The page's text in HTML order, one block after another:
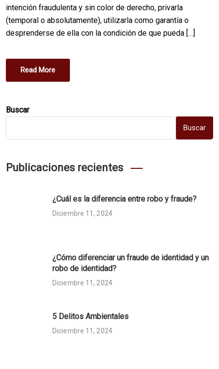
intención fraudulenta y sin color de derecho, privarla
(temporal o absolutamente), utilizarla como garantía o
desprenderse de ella con la condición de que pueda […]
Read More
Buscar
Buscar
Publicaciones recientes
¿Cuál es la diferencia entre robo y fraude?
Diciembre 11, 2024
¿Cómo diferenciar un fraude de identidad y un
robo de identidad?
Diciembre 11, 2024
5 Delitos Ambientales
Diciembre 11, 2024